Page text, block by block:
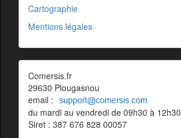
Cartographie
Mentions légales
Comersis.fr
29630 Plougasnou
email :
du mardi au vendredi de 09h30 à 12h30
Siret : 387 676 828 00057